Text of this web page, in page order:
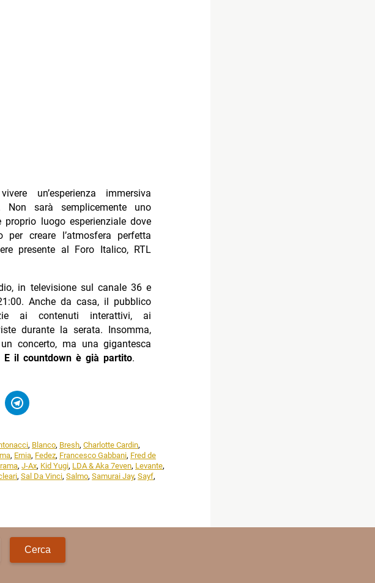
un’esperienza immersiva
Non sarà semplicemente uno
luogo esperienziale dove
creare l’atmosfera perfetta
presente al Foro Italico, RTL
in televisione sul canale 36 e
Anche da casa, il pubblico
ai contenuti interattivi, ai
durante la serata. Insomma,
concerto, ma una gigantesca
E il countdown è già partito.
, Blanco, Bresh, Charlotte Cardin,
, Ernia, Fedez, Francesco Gabbani, Fred de
, J-Ax, Kid Yugi, LDA & Aka 7even, Levante,
, Sal Da Vinci, Salmo, Samurai Jay, Sayf,